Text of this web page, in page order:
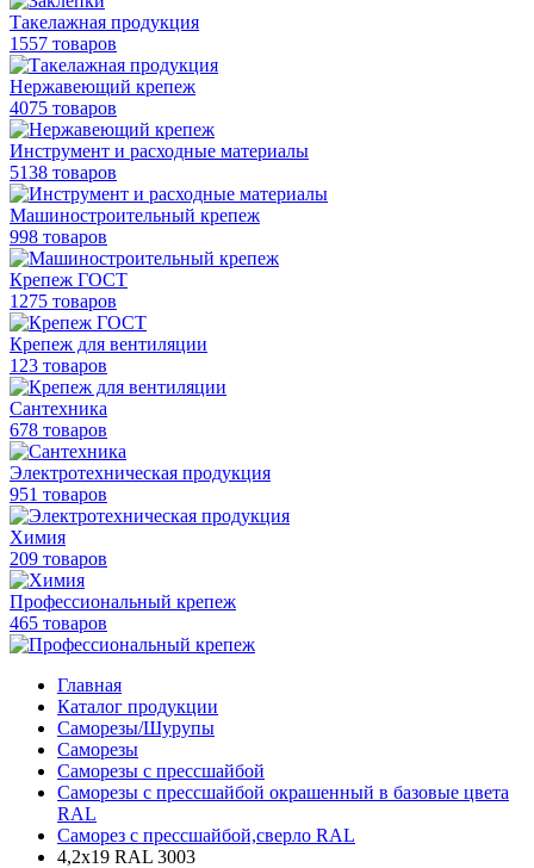
Такелажная продукция
1557 товаров
Нержавеющий крепеж
4075 товаров
Инструмент и расходные материалы
5138 товаров
Машиностроительный крепеж
998 товаров
Крепеж ГОСТ
1275 товаров
Крепеж для вентиляции
123 товаров
Сантехника
678 товаров
Электротехническая продукция
951 товаров
Химия
209 товаров
Профессиональный крепеж
465 товаров
Главная
Каталог продукции
Саморезы/Шурупы
Саморезы
Саморезы с прессшайбой
Саморезы с прессшайбой окрашенный в базовые цвета
RAL
Саморез с прессшайбой,сверло RAL
4,2х19 RAL 3003